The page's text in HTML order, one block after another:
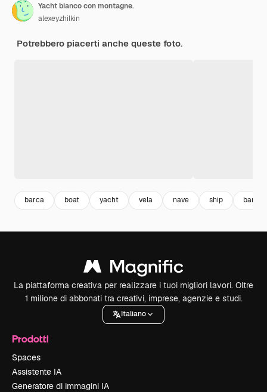
Yacht bianco con montagne.
alexeyzhilkin
Potrebbero piacerti anche queste foto.
barca boat yacht vela nave ship barca
La piattaforma creativa per realizzare i tuoi migliori lavori. Oltre
1 milione di abbonati tra creativi, imprese, agenzie e studi.
Italiano
Prodotti
Spaces
Assistente IA
Generatore di immagini IA